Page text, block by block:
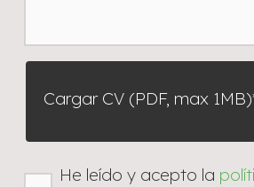
Cargar CV (PDF, max
He leído y acepto la